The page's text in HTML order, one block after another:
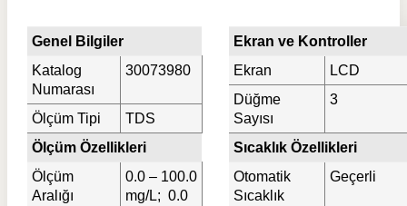
Genel Bilgiler
Katalog
Numarası
30073980
Ölçüm Tipi
TDS
Ölçüm Özellikleri
Ölçüm
Aralığı
0.0 – 100.0
mg/L; 0.0
Ekran ve Kontroller
Ekran
LCD
Düğme
Sayısı
3
Sıcaklık Özellikleri
Otomatik
Sıcaklık
Geçerli